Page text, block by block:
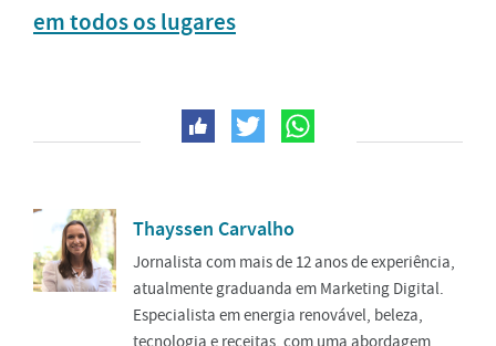
em todos os lugares
Thayssen Carvalho
Jornalista com mais de 12 anos de experiência,
atualmente graduanda em Marketing Digital.
Especialista em energia renovável, beleza,
tecnologia e receitas, com uma abordagem